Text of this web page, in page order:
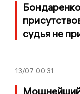
судья не
13/07 00:31
Мощнейший